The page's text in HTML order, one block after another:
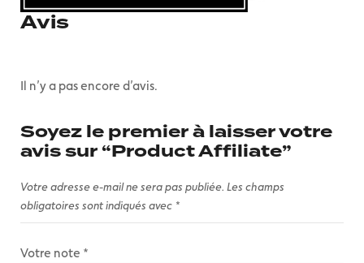
Avis
Il n’y a pas encore d’avis.
Soyez le premier à laisser votre
avis sur “Product Affiliate”
Votre adresse e-mail ne sera pas publiée.Les champs
obligatoires sont indiqués avec *
Votre note *